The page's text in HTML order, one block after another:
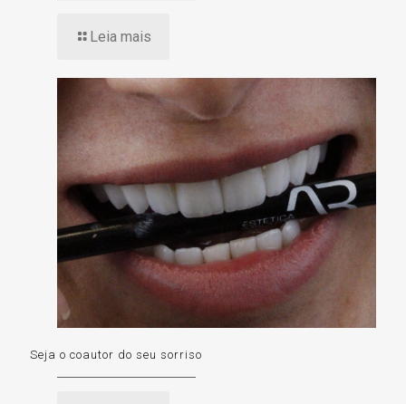
Leia mais
Seja o coautor do seu sorriso